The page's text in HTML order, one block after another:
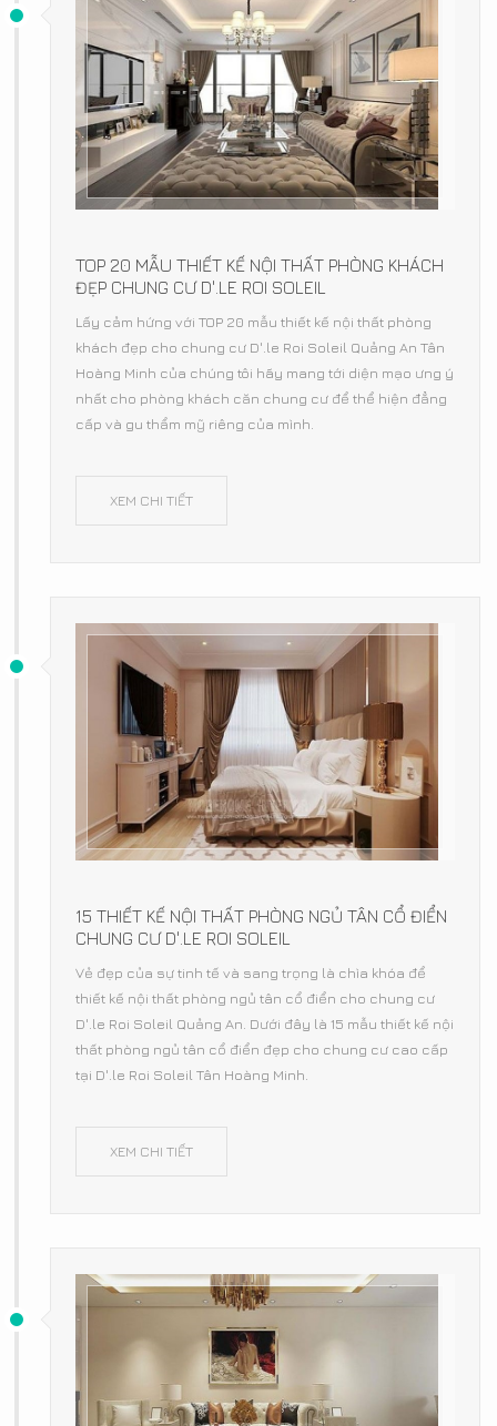
TOP 20 MẪU THIẾT KẾ NỘI THẤT PHÒNG KHÁCH
ĐẸP CHUNG CƯ D'.LE ROI SOLEIL
Lấy cảm hứng với TOP 20 mẫu thiết kế nội thất phòng
khách đẹp cho chung cư D'.le Roi Soleil Quảng An Tân
Hoàng Minh của chúng tôi hãy mang tới diện mạo ưng ý
nhất cho phòng khách căn chung cư để thể hiện đẳng
cấp và gu thẩm mỹ riêng của mình.
XEM CHI TIẾT
15 THIẾT KẾ NỘI THẤT PHÒNG NGỦ TÂN CỔ ĐIỂN
CHUNG CƯ D'.LE ROI SOLEIL
Vẻ đẹp của sự tinh tế và sang trọng là chìa khóa để
thiết kế nội thất phòng ngủ tân cổ điển cho chung cư
D'.le Roi Soleil Quảng An. Dưới đây là 15 mẫu thiết kế nội
thất phòng ngủ tân cổ điển đẹp cho chung cư cao cấp
tại D'.le Roi Soleil Tân Hoàng Minh.
XEM CHI TIẾT